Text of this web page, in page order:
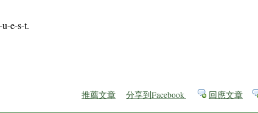
e-s-t.
推薦文章 分享到Facebook 回應文章